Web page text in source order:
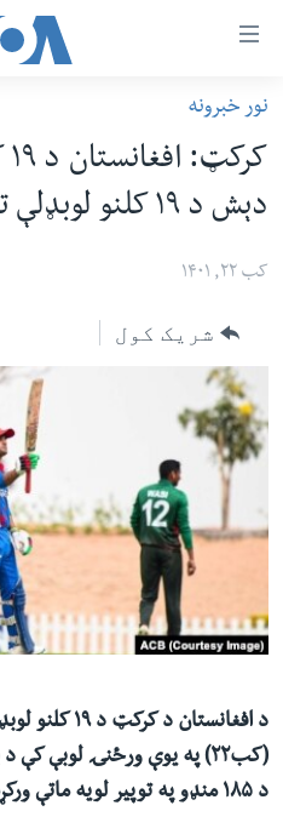
رسي
وړ
اتصالات
عمومي
لارښود
لاړ
ځای
شئ
افغانستان
سیمه
امریکا
ښځې او نجونې
ځوانان
د بیان ازادي
روغتیا
سرمقاله
له مونږ سره په تماس کې پاتې شئ
ژبې
نور خبرونه
دېش د ۱۹ کلنو لوبډلې ته لویه ماتې ورکړه
کب ۲۲, ۱۴۰۱
شریک کول
د ۱۸۵ منډو په توپیر لویه ماتې ورکړه.